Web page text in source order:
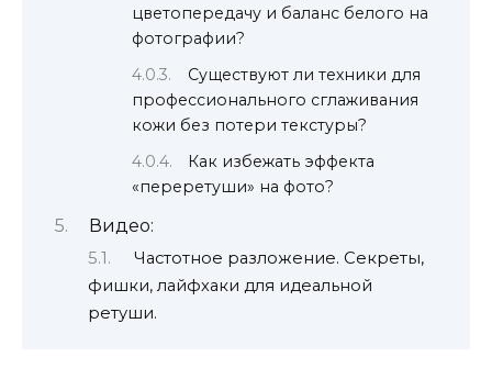
цветопередачу и баланс белого на
фотографии?
Существуют ли техники для
профессионального сглаживания
кожи без потери текстуры?
Как избежать эффекта
«переретуши» на фото?
Видео:
Частотное разложение. Секреты,
фишки, лайфхаки для идеальной
ретуши.